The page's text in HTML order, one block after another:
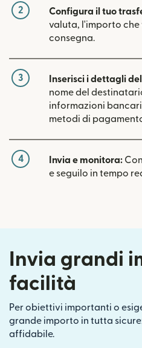
2 Configura il tuo
valuta, l'importo che
consegna.
3 Inserisci i dettagli
nome del
informazioni
metodi di
4 Invia e monitora:
e seguilo in tempo
Invia grandi
facilità
Per obiettivi importanti o
grande importo in tutta
affidabile.